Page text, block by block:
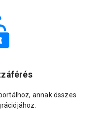
annak összes